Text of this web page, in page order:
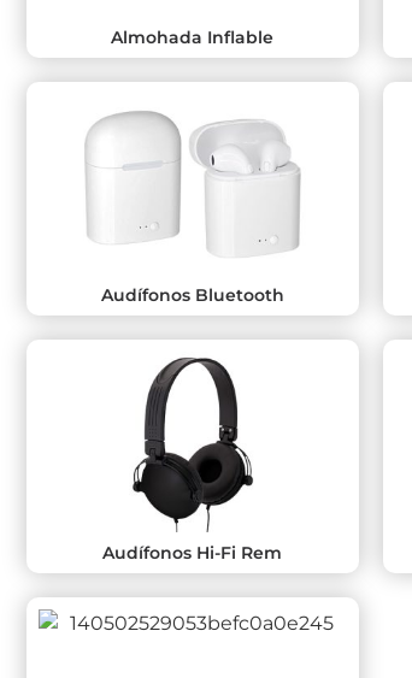
Almohada Inflable
Audífonos Bluetooth
Audífonos Hi-Fi Rem